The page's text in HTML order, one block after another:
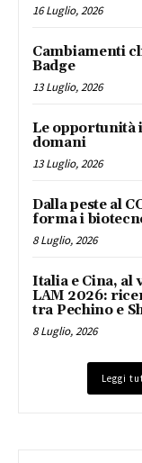
16 Luglio, 2026
Cambiamenti
Badge
13 Luglio, 2026
Le opportunità
domani
13 Luglio, 2026
Dalla peste al
forma i
8 Luglio, 2026
Italia e Cina, al
LAM 2026:
tra Pechino e
8 Luglio, 2026
Leggi